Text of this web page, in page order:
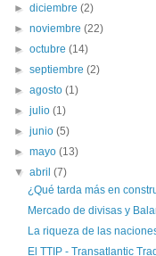
►diciembre(2)
►noviembre(22)
►octubre(14)
►septiembre(2)
►agosto(1)
►julio(1)
►junio(5)
►mayo(13)
▼abril(7)
¿Qué tarda más en
Mercado de divisas y
La riqueza de las
El TTIP - Transatlantic